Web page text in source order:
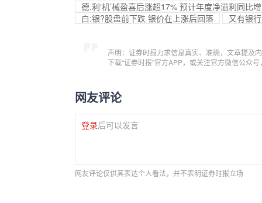
德.利‘机’械盈喜后涨超17% 预计年度净溢利同比
白:银?股盘前下跌 银价在上涨后回落
又有银
声明：证券时报力求信息真实、准确，文章提及
下载“证券时报”官方APP，或关注官方微信公众
网友评论
登录后可以发言
网友评论仅供其表达个人看法，并不表明证券时报立场